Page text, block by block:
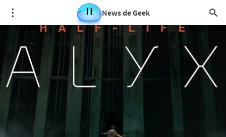
News de Geek